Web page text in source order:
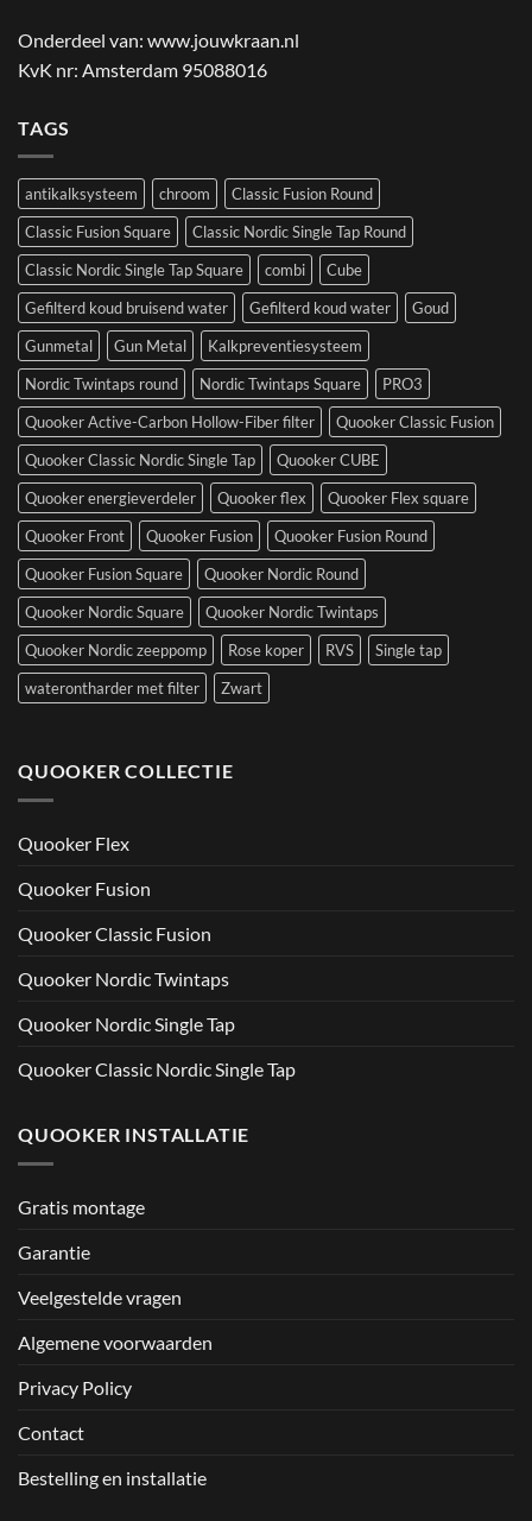
Onderdeel van: www.jouwkraan.nl
KvK nr: Amsterdam 95088016
TAGS
antikalksysteem chroom
Classic Fusion Round
Classic Fusion Square
Classic Nordic Single Tap Round
Classic Nordic Single Tap Square
combi
Cube
Gefilterd koud bruisend water
Gefilterd koud water
Goud
Gunmetal
Gun Metal
Kalkpreventiesysteem
Nordic Twintaps round
Nordic Twintaps Square
PRO3
Quooker Active-Carbon Hollow-Fiber filter
Quooker Classic Fusion
Quooker Classic Nordic Single Tap
Quooker CUBE
Quooker energieverdeler
Quooker flex
Quooker Flex square
Quooker Front
Quooker Fusion
Quooker Fusion Round
Quooker Fusion Square
Quooker Nordic Round
Quooker Nordic Square
Quooker Nordic Twintaps
Quooker Nordic zeeppomp
Rose koper RVS
Single tap
waterontharder met filter
Zwart
QUOOKER COLLECTIE
Quooker Flex
Quooker Fusion
Quooker Classic Fusion
Quooker Nordic Twintaps
Quooker Nordic Single Tap
Quooker Classic Nordic Single Tap
QUOOKER INSTALLATIE
Gratis montage
Garantie
Veelgestelde vragen
Algemene voorwaarden
Privacy Policy
Contact
Bestelling en installatie